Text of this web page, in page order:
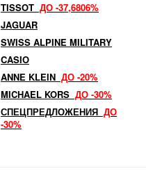
TISSOT ДО -37,6806%
JAGUAR
SWISS ALPINE MILITARY
CASIO
ANNE KLEIN ДО -20%
MICHAEL KORS ДО -30%
СПЕЦПРЕДЛОЖЕНИЯ ДО
-30%